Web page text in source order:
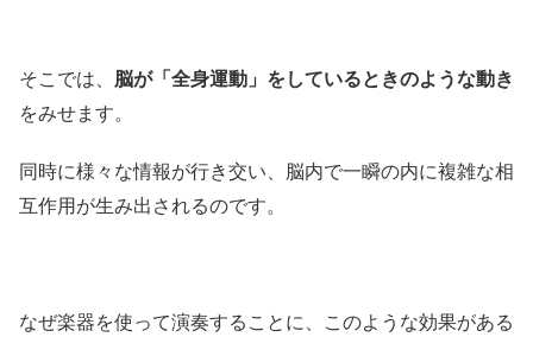
そこでは、 脳が「全身運動」をしているときのような動き
をみせます。
同時に様々な情報が行き交い、脳内で一瞬の内に複雑な相
互作用が生み出されるのです。
なぜ楽器を使って演奏することに、このような効果がある